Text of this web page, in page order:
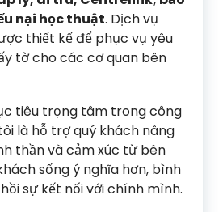
nại học thuật. Dịch vụ
thiết kế để phục vụ yêu
tờ cho các cơ quan bên
tiêu trọng tâm trong công
là hỗ trợ quý khách nâng
thần và cảm xúc từ bên
sống ý nghĩa hơn, bình
sự kết nối với chính mình.